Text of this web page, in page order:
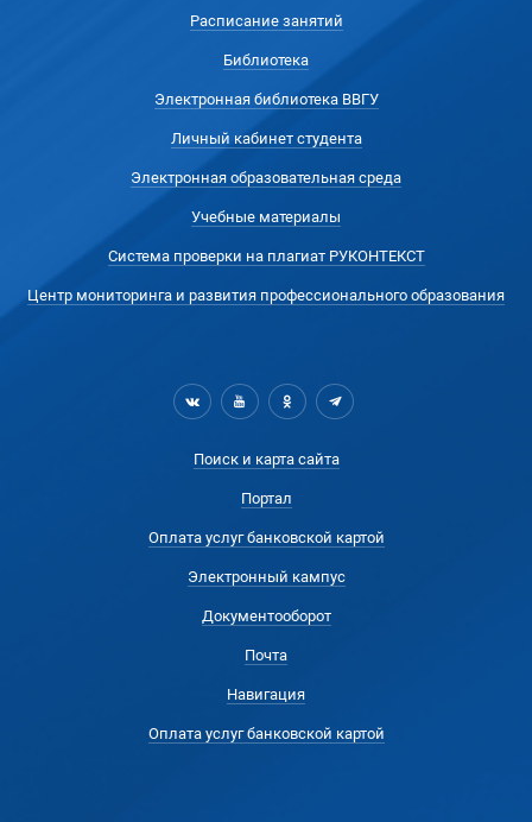
Расписание занятий
Библиотека
Электронная библиотека ВВГУ
Личный кабинет студента
Электронная образовательная среда
Учебные материалы
Система проверки на плагиат РУКОНТЕКСТ
Центр мониторинга и развития профессионального образования
Поиск и карта сайта
Портал
Оплата услуг банковской картой
Электронный кампус
Документооборот
Почта
Навигация
Оплата услуг банковской картой